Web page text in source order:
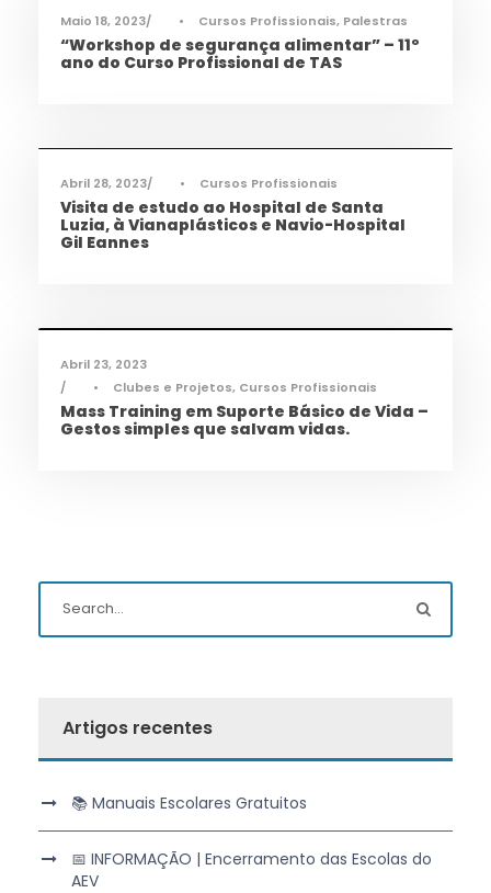
Maio 18, 2023 • Cursos Profissionais, Palestras
“Workshop de segurança alimentar” – 11º
ano do Curso Profissional de TAS
Abril 28, 2023 • Cursos Profissionais
Visita de estudo ao Hospital de Santa
Luzia, à Vianaplásticos e Navio-Hospital
Gil Eannes
Abril 23, 2023
•
Clubes e Projetos, Cursos Profissionais
Mass Training em Suporte Básico de Vida –
Gestos simples que salvam vidas.
Artigos recentes
📚 Manuais Escolares Gratuitos
📅 INFORMAÇÃO | Encerramento das Escolas do
AEV